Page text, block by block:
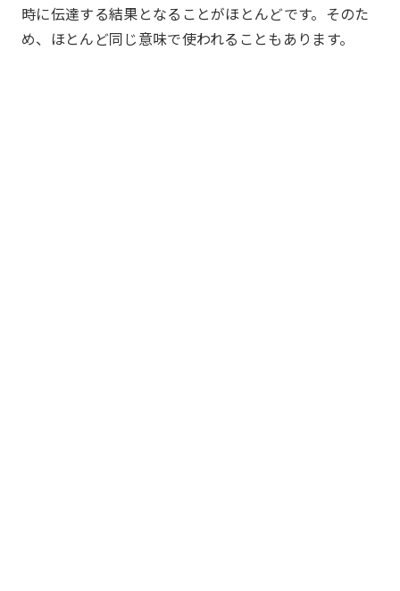
時に伝達する結果となることがほとんどです。そのた
め、ほとんど同じ意味で使われることもあります。